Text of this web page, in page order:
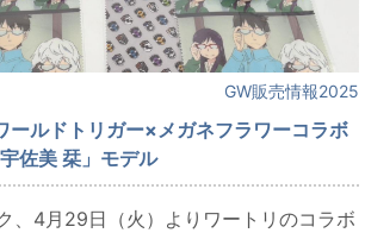
GW販売情報2025
ールドトリガー×メガネフラワーコラボ
佐美 栞」モデル
、4月29日（火）よりワートリのコラボ